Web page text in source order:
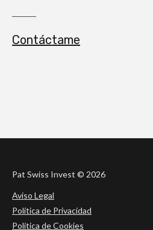
Contáctame
Pat Swiss Invest © 2026
Aviso Legal
Política de Privacidad
Política de Cookies